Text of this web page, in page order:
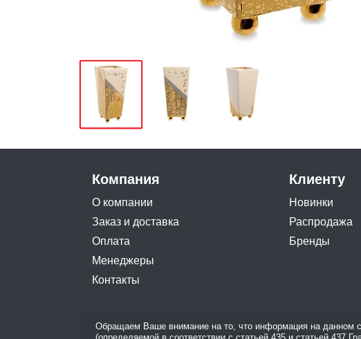
Компания
О компании
Заказ и доставка
Оплата
Менеджеры
Контакты
Клиенту
Новинки
Распродажа
Бренды
Обращаем Ваше внимание на то, что информация на данном